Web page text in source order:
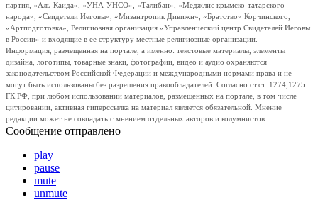
партия, «Аль-Каида», «УНА-УНСО», «Талибан», «Меджлис крымско-татарского
народа», «Свидетели Иеговы», «Мизантропик Дивижн», «Братство» Корчинского,
«Артподготовка», Религиозная организация «Управленческий центр Свидетелей Иеговы
в России» и входящие в ее структуру местные религиозные организации.
Информация, размещенная на портале, а именно: текстовые материалы, элементы
дизайна, логотипы, товарные знаки, фотографии, видео и аудио охраняются
законодательством Российской Федерации и международными нормами права и не
могут быть использованы без разрешения правообладателей. Согласно ст.ст. 1274,1275
ГК РФ, при любом использовании материалов, размещенных на портале, в том числе
цитировании, активная гиперссылка на материал является обязательной. Мнение
редакции может не совпадать с мнением отдельных авторов и колумнистов.
Сообщение отправлено
play
pause
mute
unmute